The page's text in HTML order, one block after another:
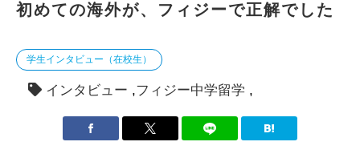
初めての海外が、フィジーで正解でした
学生インタビュー（在校生）
インタビュー フィジー中学留学